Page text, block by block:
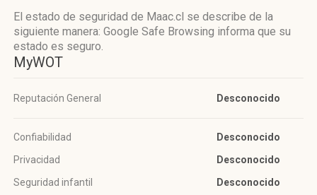
El estado de seguridad de Maac.cl se describe de la
siguiente manera: Google Safe Browsing informa que su
estado es seguro.
MyWOT
Reputación General Desconocido
Confiabilidad
Desconocido
Privacidad
Desconocido
Seguridad infantil
Desconocido